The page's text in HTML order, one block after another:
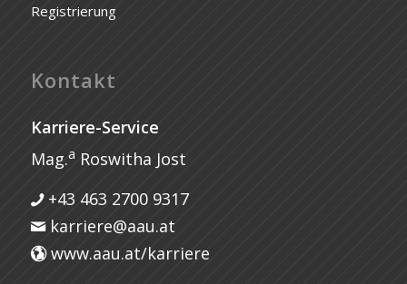
Registrierung
Kontakt
Karriere-Service
Mag.a Roswitha Jost
+43 463 2700 9317
karriere@aau.at
www.aau.at/karriere